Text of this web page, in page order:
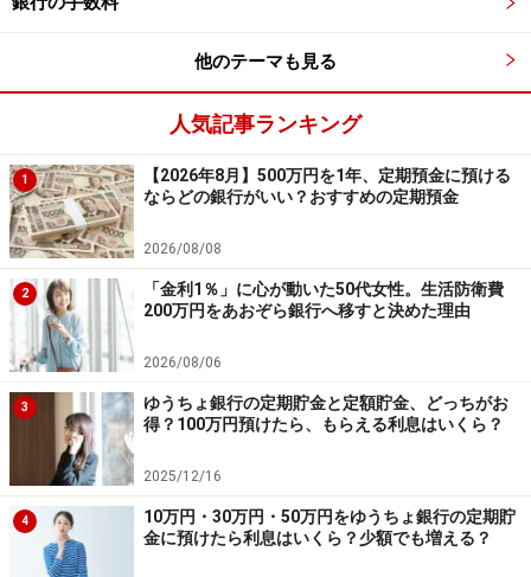
上昇時など、見直しを検討する可能性があると思えば、
6カ月後から新たな商品に移行ができます。
・10年まで預け入れ期間があり、長期で預ければ、その
分半年複利で利息が積み上がります。
●デメリット
・定期貯金に比べて金利が低いため、満期まで確実に預
けるつもりであれば、定期貯金の方が有利です。
定期貯金と定額貯金に100万円預けてみた
ら？【金利は2025年12月時点】
ここからは「特徴は分かったけど、実際どれくらい増え
るの？」と気になる方のために、2025年11月時点の金利
で、100万円を3年・5年預けた場合の利息を比べてみま
しょう。なお、利息からは一律20.315％の税金が引かれ
ます。以下の利息額は、全て税引後（受け取り金額）と
他のテーマも見る
人気記事ランキング
1
【2026年8月】500万円を1年、定期預金に預ける
ならどの銀行がいい？おすすめの定期預金
2026/08/08
2
「金利1％」に心が動いた50代女性。生活防衛費
200万円をあおぞら銀行へ移すと決めた理由
2026/08/06
3
ゆうちょ銀行の定期貯金と定額貯金、どっちがお
得？100万円預けたら、もらえる利息はいくら？
2025/12/16
4
10万円・30万円・50万円をゆうちょ銀行の定期貯
金に預けたら利息はいくら？少額でも増える？